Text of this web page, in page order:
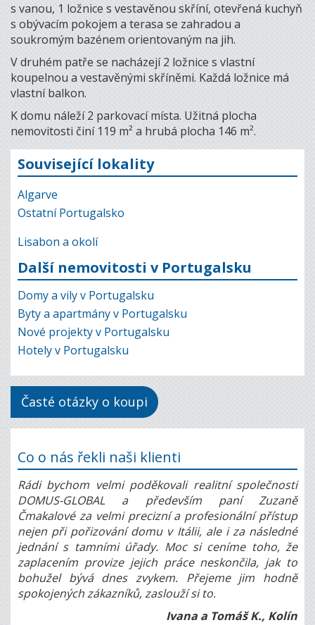
s vanou, 1 ložnice s vestavěnou skříní, otevřená kuchyň
s obývacím pokojem a terasa se zahradou a
soukromým bazénem orientovaným na jih.
V druhém patře se nacházejí 2 ložnice s vlastní
koupelnou a vestavěnými skříněmi. Každá ložnice má
vlastní balkon.
K domu náleží 2 parkovací místa. Užitná plocha
nemovitosti činí 119 m² a hrubá plocha 146 m².
Související lokality
Algarve
Ostatní Portugalsko
Lisabon a okolí
Další nemovitosti v Portugalsku
Domy a vily v Portugalsku
Byty a apartmány v Portugalsku
Nové projekty v Portugalsku
Hotely v Portugalsku
Časté otázky o koupi
Co o nás řekli naši klienti
Rádi bychom velmi poděkovali realitní společnosti
DOMUS-GLOBAL a především paní Zuzaně
Čmakalové za velmi precizní a profesionální přístup
nejen při pořizování domu v Itálii, ale i za následné
jednání s tamními úřady. Moc si ceníme toho, že
zaplacením provize jejich práce neskončila, jak to
bohužel bývá dnes zvykem. Přejeme jim hodně
spokojených zákazníků, zaslouží si to.
Ivana a Tomáš K., Kolín